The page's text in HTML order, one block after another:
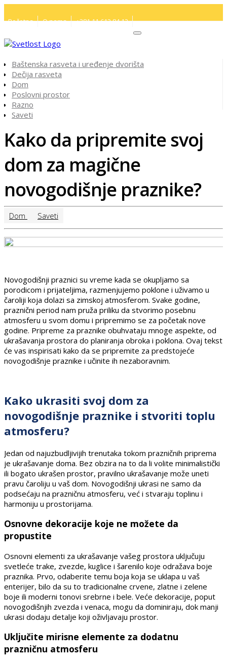
Početna O nama +381 11 613 84 12
Baštenska rasveta i uređenje dvorišta
Dečija rasveta
Dom
Poslovni prostor
Razno
Saveti
Kako da pripremite svoj
dom za magične
novogodišnje praznike?
Dom Saveti
Novogodišnji praznici su vreme kada se okupljamo sa
porodicom i prijateljima, razmenjujemo poklone i uživamo u
čaroliji koja dolazi sa zimskoj atmosferom. Svake godine,
praznični period nam pruža priliku da stvorimo posebnu
atmosferu u svom domu i pripremimo se za početak nove
godine. Pripreme za praznike obuhvataju mnoge aspekte, od
ukrašavanja prostora do planiranja obroka i poklona. Ovaj tekst
će vas inspirisati kako da se pripremite za predstojeće
novogodišnje praznike i učinite ih nezaboravnim.
Kako ukrasiti svoj dom za
novogodišnje praznike i stvoriti toplu
atmosferu?
Jedan od najuzbudljivijih trenutaka tokom prazničnih priprema
je ukrašavanje doma. Bez obzira na to da li volite minimalistički
ili bogato ukrašen prostor, pravilno ukrašavanje može uneti
pravu čaroliju u vaš dom. Novogodišnji ukrasi ne samo da
podsećaju na prazničnu atmosferu, već i stvaraju toplinu i
harmoniju u prostorijama.
Osnovne dekoracije koje ne možete da
propustite
Osnovni elementi za ukrašavanje vašeg prostora uključuju
svetleće trake, zvezde, kuglice i šarenilo koje odražava boje
praznika. Prvo, odaberite temu boja koja se uklapa u vaš
enterijer, bilo da su to tradicionalne crvene, zlatne i zelene
boje ili moderni tonovi srebrne i bele. Veće dekoracije, poput
novogodišnjih zvezda i venaca, mogu da dominiraju, dok manji
ukrasi dodaju detalje koji oživljavaju prostor.
Uključite mirisne elemente za dodatnu
prazničnu atmosferu